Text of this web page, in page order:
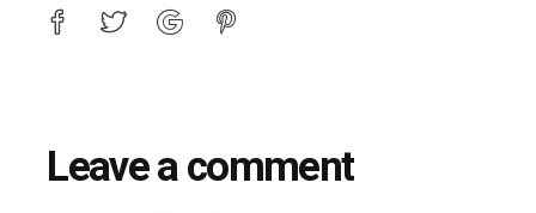
Leave a comment